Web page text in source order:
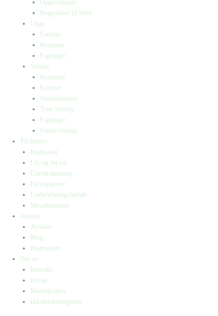
Opgavebøger
Bogpakker til børn
Unge
Fantasy
Romaner
Fagbøger
Voksne
Romance
Krimier
Skønlitteratur
True Stories
Fagbøger
Undervisning
Til lærere
Bogkasser
Lix og let-tal
Universlæsning
Elevopgaver
Undervisningsforløb
Messekalender
Aktuelt
Artikler
Blog
Bogtrailere
Om os
Kontakt
Presse
Manuskripter
Handelsbetingelser